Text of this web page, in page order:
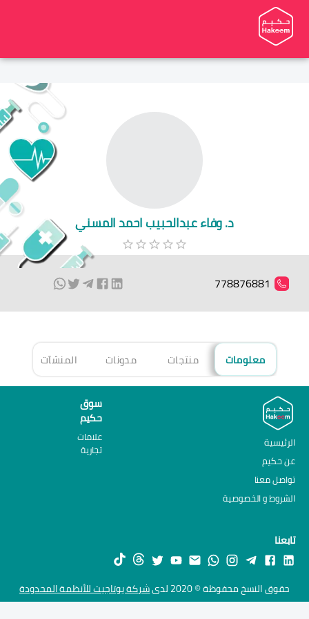
د. وفاء عبدالحبيب احمد المسني
778876881
معلومات منتجات مدونات المنشآت
الرئيسية
عن حكيم
تواصل معنا
الشروط و الخصوصية
سوق
حكيم
علامات
تجارية
تابعنا
حقوق النسخ محفوظة © 2020 لدى شركة يوتاجيت للأنظمة المحدودة